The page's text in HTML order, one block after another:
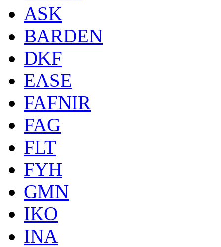
ASK
BARDEN
DKF
EASE
FAFNIR
FAG
FLT
FYH
GMN
IKO
INA